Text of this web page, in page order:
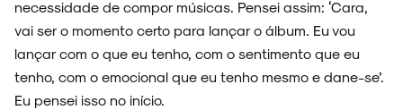
necessidade de compor músicas. Pensei assim: ‘Cara,
vai ser o momento certo para lançar o álbum. Eu vou
lançar com o que eu tenho, com o sentimento que eu
tenho, com o emocional que eu tenho mesmo e dane-se’.
Eu pensei isso no início.